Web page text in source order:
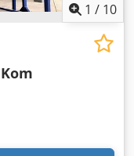
1 / 10
Kom